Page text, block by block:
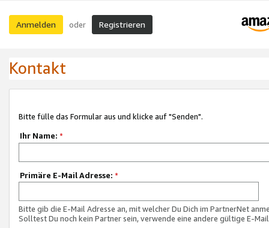
Anmelden oder Registrieren
Kontakt
Bitte fülle das Formular aus und klicke auf "Senden".
Ihr Name: *
Primäre E-Mail Adresse: *
Bitte gib die E-Mail Adresse an, mit welcher Du Dich im PartnerNet
Solltest Du noch kein Partner sein, verwende eine andere gültige E-